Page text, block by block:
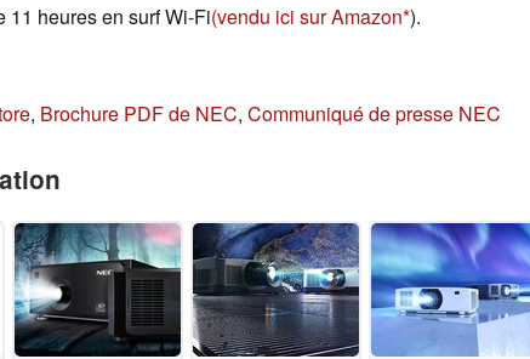
11 heures en surf Wi-Fi(vendu ici sur Amazon ).
, Brochure PDF de NEC, Communiqué de presse NEC